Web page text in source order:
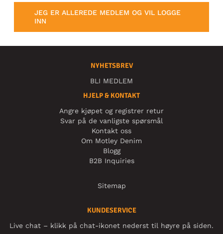
JEG ER ALLEREDE MEDLEM OG VIL LOGGE
INN
NYHETSBREV
BLI MEDLEM
HJELP & KONTAKT
Angre kjøpet og registrer retur
Svar på de vanligste spørsmål
Kontakt oss
Om Motley Denim
Blogg
B2B Inquiries
Sitemap
KUNDESERVICE
Live chat – klikk på chat-ikonet nederst til høyre på siden.